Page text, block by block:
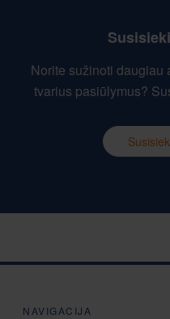
Norite sužinoti daugiau
tvarius pasiūlymus?
NAVIGACIJA